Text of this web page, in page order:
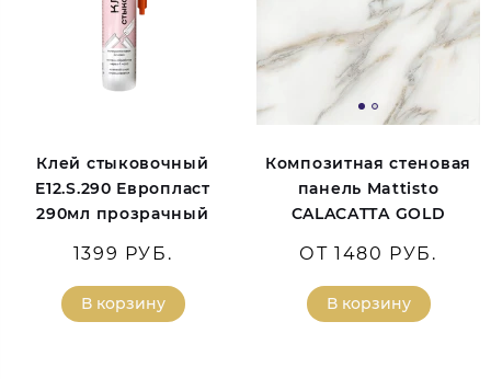
Клей стыковочный
E12.S.290 Европласт
290мл прозрачный
1399 РУБ.
В корзину
Композитная стеновая
панель Mattisto
CALACATTA GOLD
ОТ 1480 РУБ.
В корзину